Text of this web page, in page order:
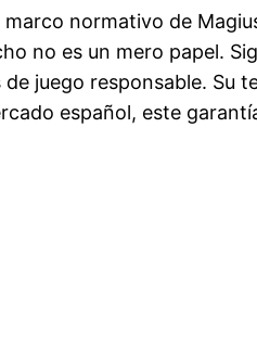
normativo de
no es un mero papel.
juego responsable.
español, este